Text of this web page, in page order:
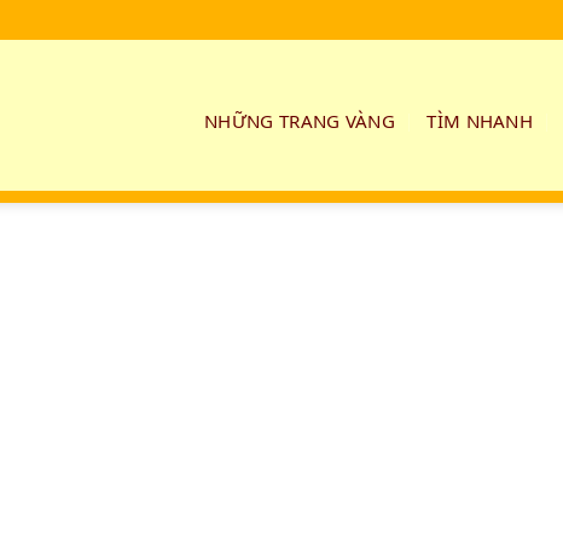
NHỮNG TRANG VÀNG TÌM NHANH